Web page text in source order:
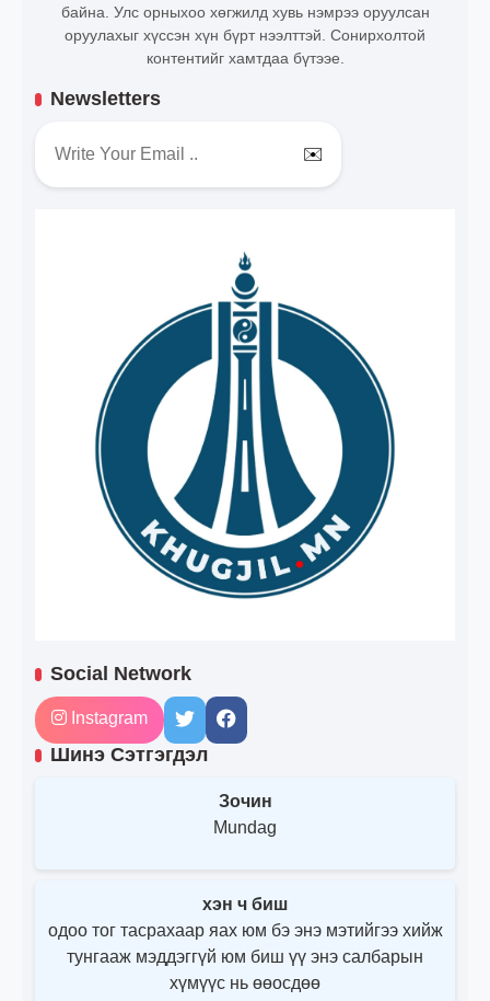
байна. Улс орныхоо хөгжилд хувь нэмрээ оруулсан
оруулахыг хүссэн хүн бүрт нээлттэй. Сонирхолтой
контентийг хамтдаа бүтээе.
Newsletters
✉️
Social Network
Instagram
Шинэ Сэтгэгдэл
Зочин
Mundag
хэн ч биш
одоо тог тасрахаар яах юм бэ энэ мэтийгээ хийж
тунгааж мэддэггүй юм биш үү энэ салбарын
хүмүүс нь өөосдөө